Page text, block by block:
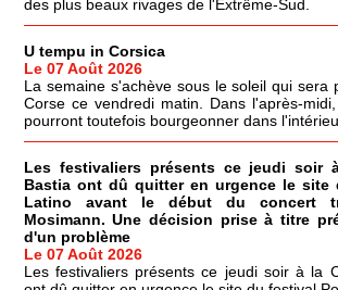
des plus beaux rivages de l'Extrême-Sud.
U tempu in Corsica
Le 07 Août 2026
La semaine s'achève sous le soleil qui sera
Corse ce vendredi matin. Dans l'après-
pourront toutefois bourgeonner dans
Les festivaliers présents ce jeudi soir
Bastia ont dû quitter en urgence le site
Latino avant le début du concert
Mosimann. Une décision prise à titre
d'un problème
Le 07 Août 2026
Les festivaliers présents ce jeudi soir à la